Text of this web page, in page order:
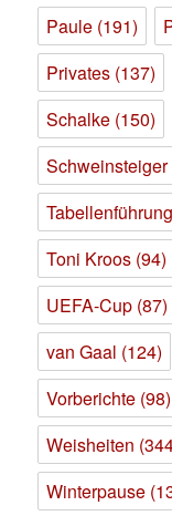
Paule (191)
Privates (137)
Schalke (150)
Schweinsteiger
Tabellenführung
Toni Kroos (94)
UEFA-Cup (87)
van Gaal (124)
Vorberichte (98)
Weisheiten
Winterpause